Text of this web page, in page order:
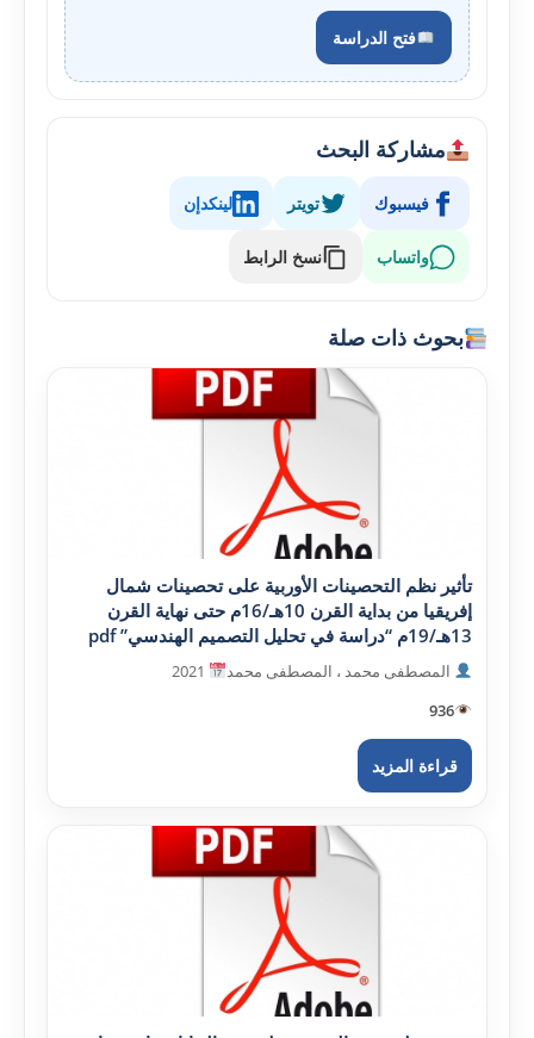
فتح الدراسة
مشاركة البحث
فيسبوك تويتر لينكدإن
واتساب نسخ الرابط
بحوث ذات صلة
تأثير نظم التحصينات الأوربية على تحصينات شمال
إفريقيا من بداية القرن 10هـ/16م حتى نهاية القرن
13هـ/19م “دراسة في تحليل التصميم الهندسي” pdf
المصطفى محمد ، المصطفى محمد
936
قراءة المزيد